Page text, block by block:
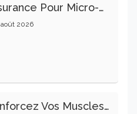
Assurance Pour Micro-Entrepreneur : Les Garanties Essentielles À Connaître
août 2026
Renforcez Vos Muscles Profonds Pour Apaiser Votre Mal De Dos